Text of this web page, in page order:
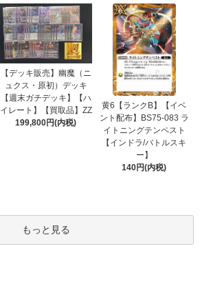
【デッキ販売】幽魔（ニ
ュクス・原初）デッキ
【週末ガチデッキ】【ハ
イレート】【買取品】ZZ
199,800円(内税)
黄6【ランクB】【イベ
ント配布】BS75-083 ラ
イトニングテンペスト
【インドラ/バトルスキ
ー】
140円(内税)
もっと見る